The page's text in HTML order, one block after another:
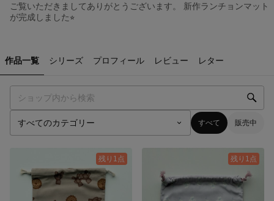
ご覧いただきましてありがとうございます。 新作ランチョンマット
が完成しました⭐︎
作品一覧 シリーズ プロフィール レビュー レター
すべて 販売中
残り1点 残り1点